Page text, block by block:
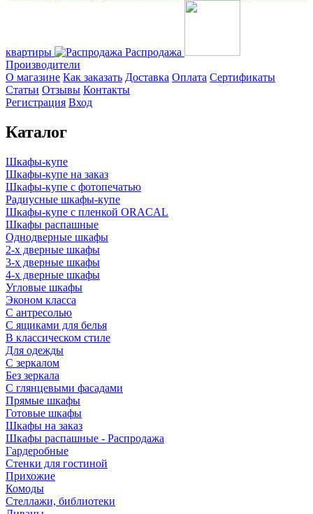
квартиры
Распродажа
Производители
О магазине Как заказать Доставка Оплата Сертификаты
Статьи Отзывы Контакты
Регистрация Вход
Каталог
Шкафы-купе
Шкафы-купе на заказ
Шкафы-купе с фотопечатью
Радиусные шкафы-купе
Шкафы-купе с пленкой ORACAL
Шкафы распашные
Однодверные шкафы
2-х дверные шкафы
3-х дверные шкафы
4-х дверные шкафы
Угловые шкафы
Эконом класса
С антресолью
С ящиками для белья
В классическом стиле
Для одежды
С зеркалом
Без зеркала
С глянцевыми фасадами
Прямые шкафы
Готовые шкафы
Шкафы на заказ
Шкафы распашные - Распродажа
Гардеробные
Стенки для гостиной
Прихожие
Комоды
Стеллажи, библиотеки